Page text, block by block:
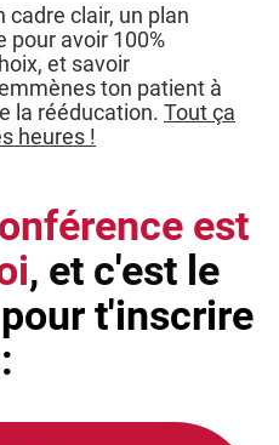
cadre clair, un plan
pour avoir 100%
et savoir
ton patient à
la rééducation. Tout ça
heures !
est
, et c'est le
pour t'inscrire
: